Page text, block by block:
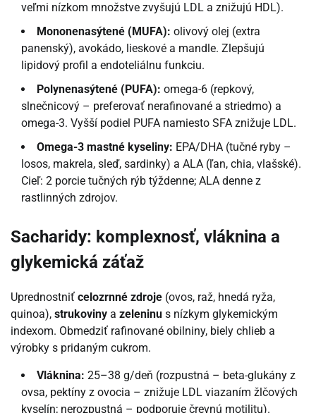
veľmi nízkom množstve zvyšujú LDL a znižujú HDL).
Mononenasýtené (MUFA): olivový olej (extra
panenský), avokádo, lieskové a mandle. Zlepšujú
lipidový profil a endoteliálnu funkciu.
Polynenasýtené (PUFA): omega-6 (repkový,
slnečnicový – preferovať nerafinované a striedmo) a
omega-3. Vyšší podiel PUFA namiesto SFA znižuje LDL.
Omega-3 mastné kyseliny: EPA/DHA (tučné ryby –
losos, makrela, sleď, sardinky) a ALA (ľan, chia, vlašské).
Cieľ: 2 porcie tučných rýb týždenne; ALA denne z
rastlinných zdrojov.
Sacharidy: komplexnosť, vláknina a
glykemická záťaž
Uprednostniť celozrnné zdroje (ovos, raž, hnedá ryža,
quinoa), strukoviny a zeleninu s nízkym glykemickým
indexom. Obmedziť rafinované obilniny, biely chlieb a
výrobky s pridaným cukrom.
Vláknina: 25–38 g/deň (rozpustná – beta-glukány z
ovsa, pektíny z ovocia – znižuje LDL viazaním žlčových
kyselín; nerozpustná – podporuje črevnú motilitu).